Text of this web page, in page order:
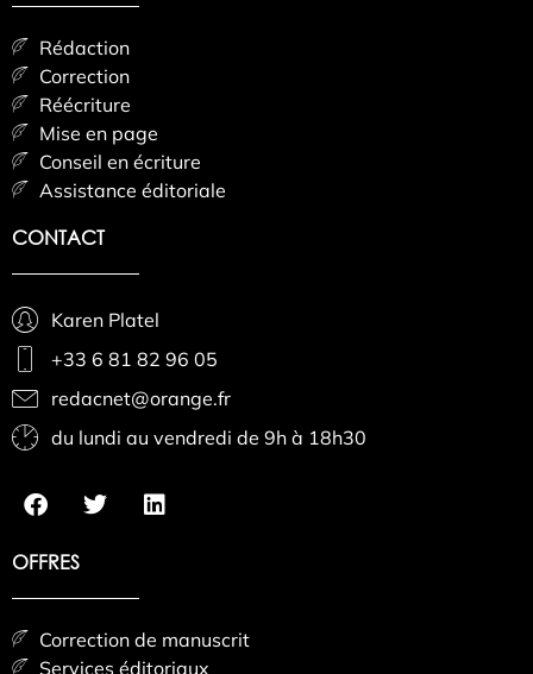
Rédaction
Correction
Réécriture
Mise en page
Conseil en écriture
Assistance éditoriale
CONTACT
Karen Platel
+33 6 81 82 96 05
redacnet@orange.fr
du lundi au vendredi de 9h à 18h30
OFFRES
Correction de manuscrit
Services éditoriaux